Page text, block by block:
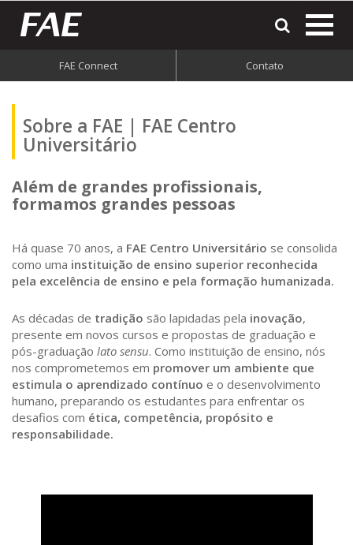
FAE Connect Contato
Sobre a FAE | FAE Centro
Universitário
Além de grandes profissionais,
formamos grandes pessoas
Há quase 70 anos, a FAE Centro Universitário se consolida
como uma instituição de ensino superior reconhecida
pela excelência de ensino e pela formação humanizada.
As décadas de tradição são lapidadas pela inovação,
presente em novos cursos e propostas de graduação e
pós-graduação lato sensu. Como instituição de ensino, nós
nos comprometemos em promover um ambiente que
estimula o aprendizado contínuo e o desenvolvimento
humano, preparando os estudantes para enfrentar os
desafios com ética, competência, propósito e
responsabilidade.